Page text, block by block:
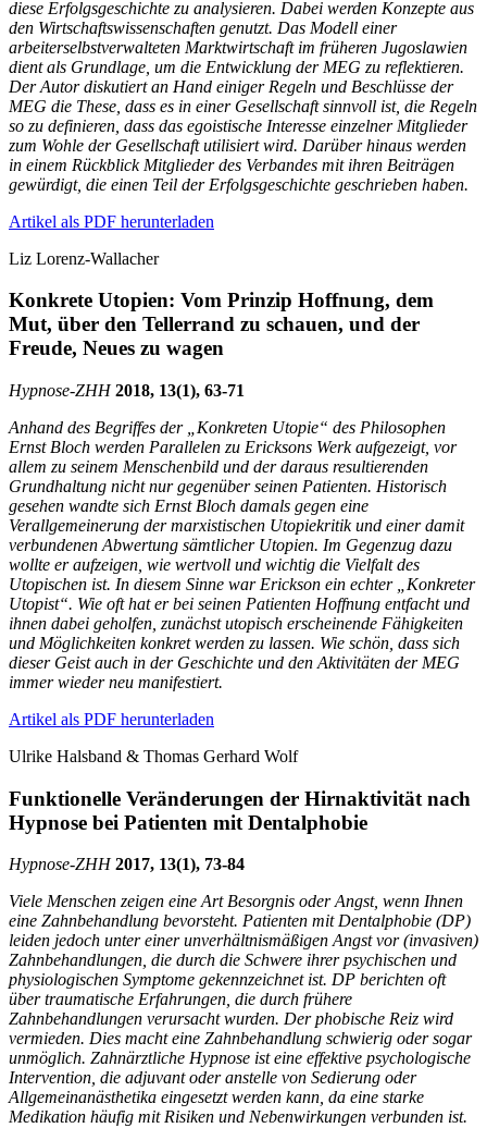
diese Erfolgsgeschichte zu analysieren. Dabei werden Konzepte aus
den Wirtschaftswissenschaften genutzt. Das Modell einer
arbeiterselbstverwalteten Marktwirtschaft im früheren Jugoslawien
dient als Grundlage, um die Entwicklung der MEG zu reflektieren.
Der Autor diskutiert an Hand einiger Regeln und Beschlüsse der
MEG die These, dass es in einer Gesellschaft sinnvoll ist, die Regeln
so zu definieren, dass das egoistische Interesse einzelner Mitglieder
zum Wohle der Gesellschaft utilisiert wird. Darüber hinaus werden
in einem Rückblick Mitglieder des Verbandes mit ihren Beiträgen
gewürdigt, die einen Teil der Erfolgsgeschichte geschrieben haben.
Artikel als PDF herunterladen
Liz Lorenz-Wallacher
Konkrete Utopien: Vom Prinzip Hoffnung, dem
Mut, über den Tellerrand zu schauen, und der
Freude, Neues zu wagen
Hypnose-ZHH2018, 13(1), 63-71
Anhand des Begriffes der „Konkreten Utopie“ des Philosophen
Ernst Bloch werden Parallelen zu Ericksons Werk aufgezeigt, vor
allem zu seinem Menschenbild und der daraus resultierenden
Grundhaltung nicht nur gegenüber seinen Patienten. Historisch
gesehen wandte sich Ernst Bloch damals gegen eine
Verallgemeinerung der marxistischen Utopiekritik und einer damit
verbundenen Abwertung sämtlicher Utopien. Im Gegenzug dazu
wollte er aufzeigen, wie wertvoll und wichtig die Vielfalt des
Utopischen ist. In diesem Sinne war Erickson ein echter „Konkreter
Utopist“. Wie oft hat er bei seinen Patienten Hoffnung entfacht und
ihnen dabei geholfen, zunächst utopisch erscheinende Fähigkeiten
und Möglichkeiten konkret werden zu lassen. Wie schön, dass sich
dieser Geist auch in der Geschichte und den Aktivitäten der MEG
immer wieder neu manifestiert.
Artikel als PDF herunterladen
Ulrike Halsband & Thomas Gerhard Wolf
Funktionelle Veränderungen der Hirnaktivität nach
Hypnose bei Patienten mit Dentalphobie
Hypnose-ZHH2017, 13(1), 73-84
Viele Menschen zeigen eine Art Besorgnis oder Angst, wenn Ihnen
eine Zahnbehandlung bevorsteht. Patienten mit Dentalphobie (DP)
leiden jedoch unter einer unverhältnismäßigen Angst vor (invasiven)
Zahnbehandlungen, die durch die Schwere ihrer psychischen und
physiologischen Symptome gekennzeichnet ist. DP berichten oft
über traumatische Erfahrungen, die durch frühere
Zahnbehandlungen verursacht wurden. Der phobische Reiz wird
vermieden. Dies macht eine Zahnbehandlung schwierig oder sogar
unmöglich. Zahnärztliche Hypnose ist eine effektive psychologische
Intervention, die adjuvant oder anstelle von Sedierung oder
Allgemeinanästhetika eingesetzt werden kann, da eine starke
Medikation häufig mit Risiken und Nebenwirkungen verbunden ist.